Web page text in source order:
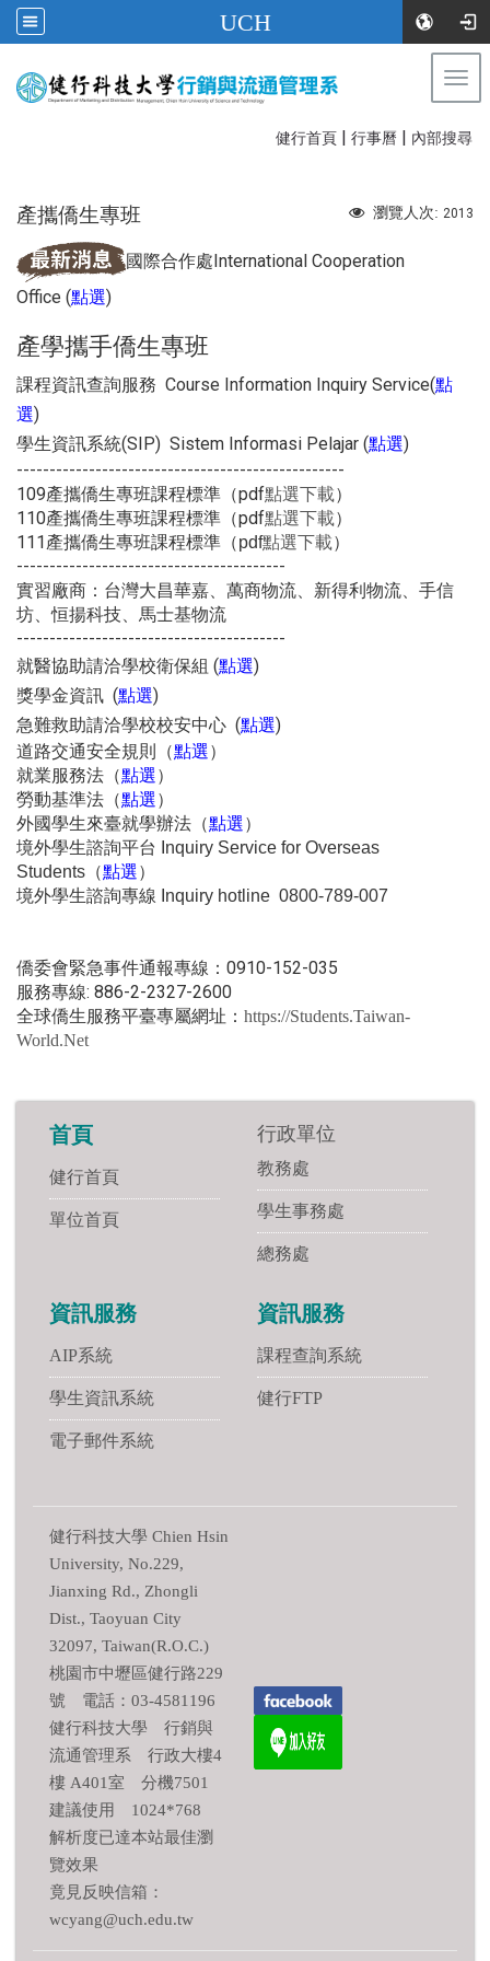
UCH
健行首頁 | 行事曆 | 內部搜尋
瀏覽人次: 2013
產攜僑生專班
國際合作處International Cooperation
Office (點選)
產學攜手僑生專班
課程資訊查詢服務 Course Information Inquiry Service(點
選)
學生資訊系統(SIP) Sistem Informasi Pelajar (點選)
--------------------------------------------------
109產攜僑生專班課程標準（pdf點選下載）
110產攜僑生專班課程標準 （pdf點選下載）
111產攜僑生專班課程標準 （pdf點選下載）
-----------------------------------------
實習廠商：台灣大昌華嘉、萬商物流、新得利物流、手信
坊、恒揚科技、馬士基物流
-----------------------------------------
就醫協助請洽學校衛保組 (點選)
獎學金資訊 (點選)
急難救助請洽學校校安中心 (點選)
道路交通安全規則（點選）
就業服務法 （點選）
勞動基準法 （點選）
外國學生來臺就學辦法（點選）
境外學生諮詢平台 Inquiry Service for Overseas
Students （點選）
境外學生諮詢專線 Inquiry hotline 0800-789-007
僑委會緊急事件通報專線：0910-152-035
服務專線: 886-2-2327-2600
全球僑生服務平臺專屬網址： https://Students.Taiwan-
World.Net
首頁
健行首頁
單位首頁
行政單位
教務處
學生事務處
總務處
資訊服務
AIP系統
學生資訊系統
電子郵件系統
資訊服務
課程查詢系統
健行FTP
健行科技大學 Chien Hsin
University, No.229,
Jianxing Rd., Zhongli
Dist., Taoyuan City
32097, Taiwan(R.O.C.)
桃園市中壢區健行路229
號 電話：03-4581196
健行科技大學 行銷與
流通管理系 行政大樓4
樓 A401室 分機7501
建議使用 1024*768
解析度已達本站最佳瀏
覽效果
竟見反映信箱：
wcyang@uch.edu.tw